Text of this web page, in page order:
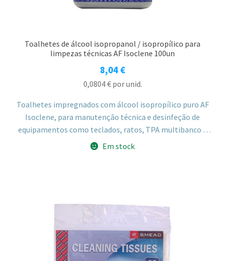
Toalhetes de álcool isopropanol / isopropílico para
limpezas técnicas AF Isoclene 100un
8,04 €
0,0804€por unid.
Toalhetes impregnados com álcool isopropílico puro AF
Isoclene, para manutenção técnica e desinfeção de
equipamentos como teclados, ratos, TPA multibanco e
outros equipamentos eletrónicos, sem deixar resíduos.
Em stock